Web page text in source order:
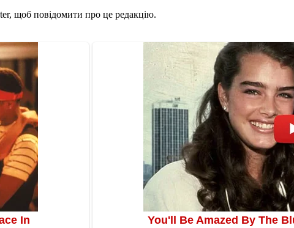
щоб повідомити про це редакцію.